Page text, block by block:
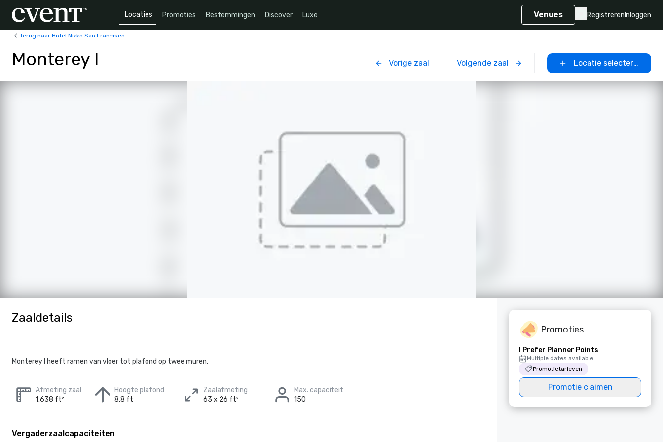
Locaties Promoties Bestemmingen Discover Luxe Venues Registreren Inloggen
Terug naar Hotel Nikko San Francisco
Monterey I Vorige zaal Volgende zaal Locatie selecteren
Zaaldetails
Monterey I heeft ramen van vloer tot plafond op twee muren.
Afmeting zaal
1.638 ft²
Hoogte plafond
8,8 ft
Zaalafmeting
63 x 26 ft²
Max. capaciteit
150
Vergaderzaalcapaciteiten
Promoties
I Prefer Planner Points
Multiple dates available
Promotietarieven
Promotie claimen